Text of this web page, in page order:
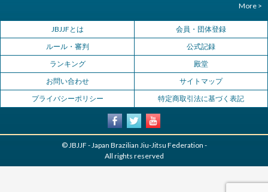
More >
JBJJFとは
会員・団体登録
ルール・審判
公式記録
ランキング
殿堂
お問い合わせ
サイトマップ
プライバシーポリシー
特定商取引法に基づく表記
© JBJJF - Japan Brazilian Jiu-Jitsu Federation -
All rights reserved